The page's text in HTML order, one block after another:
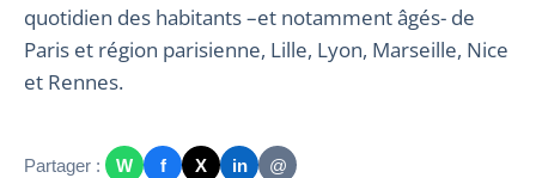
quotidien des habitants –et notamment âgés- de
Paris et région parisienne, Lille, Lyon, Marseille, Nice
et Rennes.
Partager : W f X in @